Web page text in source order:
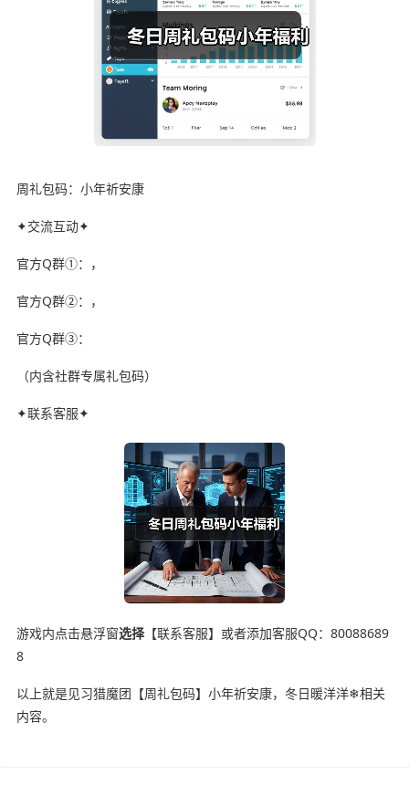
周礼包码：小年祈安康
✦交流互动✦
官方Q群①：，
官方Q群②：，
官方Q群③：
（内含社群专属礼包码）
✦联系客服✦
游戏内点击悬浮窗选择【联系客服】或者添加客服QQ：80088689
8
以上就是见习猎魔团【周礼包码】小年祈安康，冬日暖洋洋❄相关
内容。